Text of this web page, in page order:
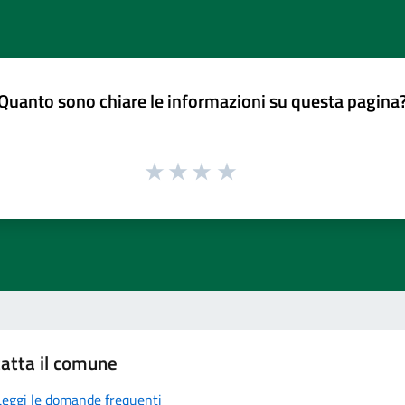
sono chiare le informazioni su questa
il comune
le domande frequenti